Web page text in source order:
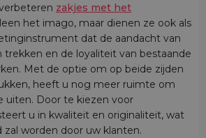
zakjes met het
het imago, maar dienen ze ook als
dat de aandacht van
trekken en de loyaliteit van bestaande
Met de optie om op beide zijden
heeft u nog meer ruimte om
uiten. Door te kiezen voor
u in kwaliteit en originaliteit, wat
zal worden door uw klanten.